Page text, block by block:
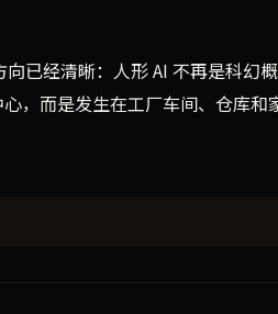
已经清晰：人形 AI 不再是科幻
，而是发生在工厂车间、仓库